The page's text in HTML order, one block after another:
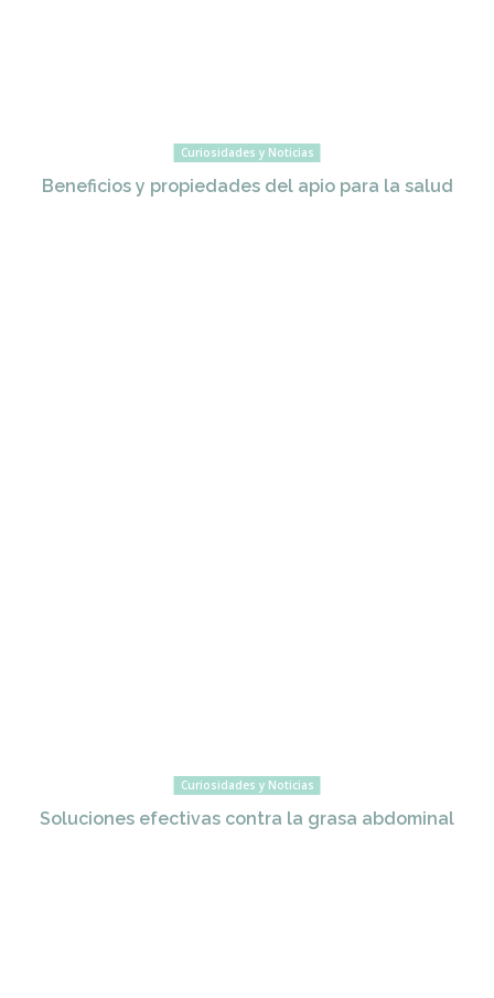
Curiosidades y Noticias
Beneficios y propiedades del apio para la salud
Curiosidades y Noticias
Soluciones efectivas contra la grasa abdominal